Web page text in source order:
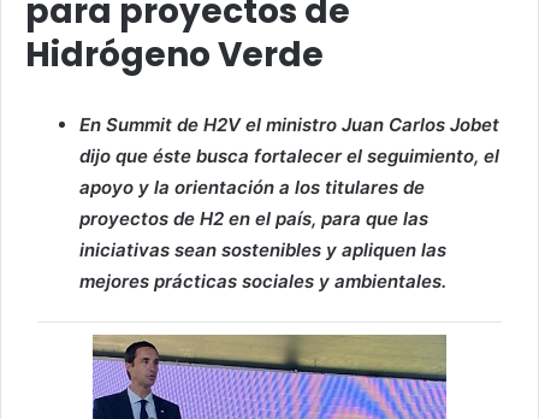
para proyectos de
Hidrógeno Verde
En Summit de H2V el ministro Juan Carlos Jobet
dijo que éste busca fortalecer el seguimiento, el
apoyo y la orientación a los titulares de
proyectos de H2 en el país, para que las
iniciativas sean sostenibles y apliquen las
mejores prácticas sociales y ambientales.